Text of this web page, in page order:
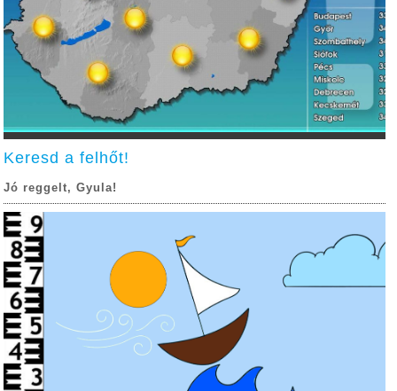
Keresd a felhőt!
Jó reggelt, Gyula!